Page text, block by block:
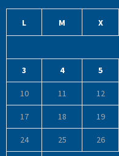
L M X
3 4 5
10 11 12
17 18 19
24 25 26